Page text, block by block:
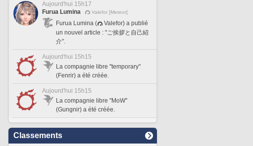
Aujourd'hui 15h17
Furua Lumina
Valefor [Meteor]
Furua Lumina (
Valefor) a publié
un nouvel article : "ご挨拶と自己紹
介".
Aujourd'hui 15h15
La compagnie libre "temporary"
(Fenrir) a été créée.
Aujourd'hui 15h15
La compagnie libre "MoW"
(Gungnir) a été créée.
Classements